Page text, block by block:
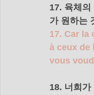
17. 육체의
가 원하는
17. Car
à ceux de
vous
18. 너희가